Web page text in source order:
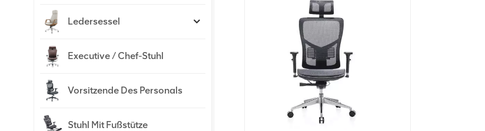
Ledersessel
Executive / Chef-Stuhl
Vorsitzende Des Personals
Stuhl Mit Fußstütze